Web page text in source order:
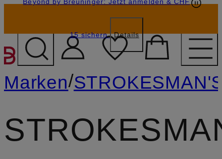
ZUM HAUPTINHALT
15 sichern Details
GESCHENK20
Marken/